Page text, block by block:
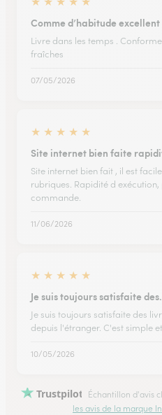
Comme d’habitude excellent
Livre dans les temps .
fraîches
07/05/2026
★ ★ ★ ★ ★
Site internet bien faite
Site internet bien fait , il est
rubriques. Rapidité d
commande.
11/06/2026
★ ★ ★ ★ ★
Je suis toujours satisfaite
Je suis toujours satisfaite des
depuis l'étranger. C'est simple
10/05/2026
Trustpilot Échantillon d'avis
les avis de la marque